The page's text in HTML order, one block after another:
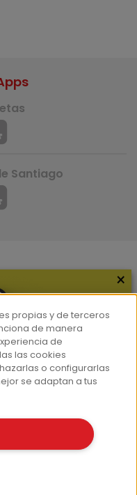
Santiago
×
propias y de terceros
de manera
de
las cookies
o configurarlas
se adaptan a tus